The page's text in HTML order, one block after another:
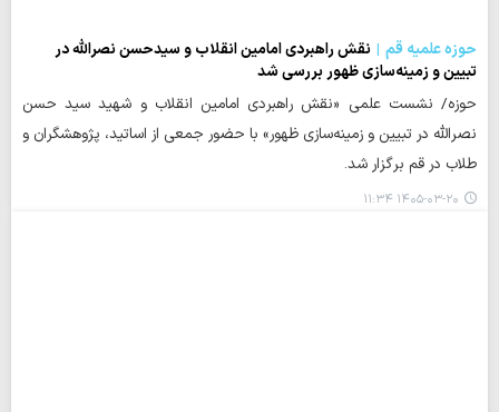
حوزه علمیه قم
نقش راهبردی امامین انقلاب و سیدحسن نصرالله در
تبیین و زمینه‌سازی ظهور بررسی شد
حوزه/ نشست علمی «نقش راهبردی امامین انقلاب و شهید سید حسن
نصرالله در تبیین و زمینه‌سازی ظهور» با حضور جمعی از اساتید، پژوهشگران و
طلاب در قم برگزار شد.
۱۴۰۵-۰۳-۲۰ ۱۱:۳۴